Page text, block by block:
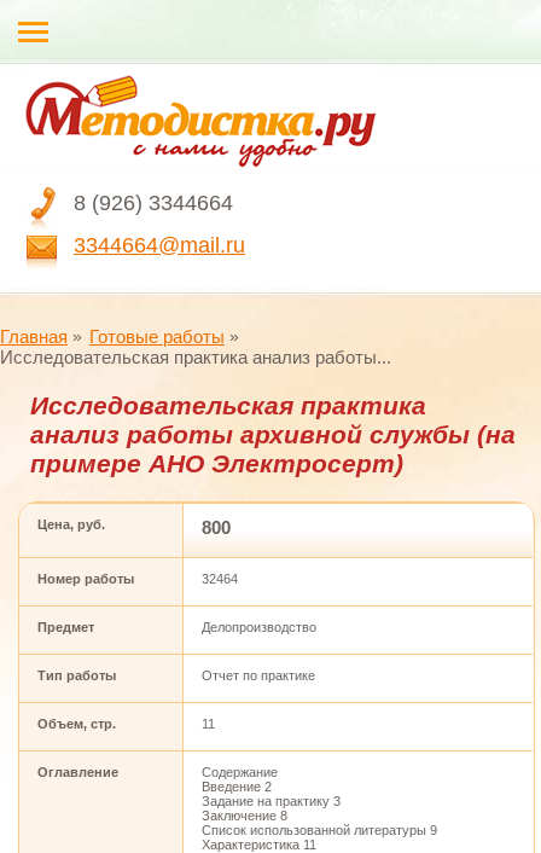
8 (926) 3344664
3344664@mail.ru
Главная
Готовые работы
Исследовательская практика анализ работы...
Исследовательская практика
анализ работы архивной службы (на
примере АНО Электросерт)
Цена, руб. 800
Номер работы 32464
Предмет Делопроизводство
Тип работы Отчет по практике
Объем, стр. 11
Оглавление
Содержание
Введение 2
Задание на практику 3
Заключение 8
Список использованной литературы 9
Характеристика 11